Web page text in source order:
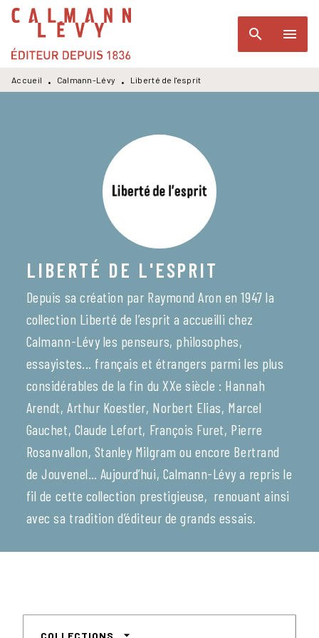
MENU RECHERCHE
PIED DE PAGE
search menu
Accueil • Calmann-Lévy • Liberté de l'esprit
LIBERTÉ DE L'ESPRIT
Depuis sa création par Raymond Aron en 1947 la
collection Liberté de l’esprit a accueilli chez
Calmann-Lévy les penseurs, philosophes,
essayistes... français et étrangers parmi les plus
considérables de la fin du XXe siècle : Hannah
Arendt, Arthur Koestler, Norbert Elias, Marcel
Gauchet, Claude Lefort, François Furet, Pierre
Rosanvallon, Stanley Milgram ou encore Bertrand
de Jouvenel… Aujourd’hui, Calmann-Lévy a repris le
fil de cette collection prestigieuse, renouant ainsi
avec sa tradition d’éditeur de grands essais.
COLLECTIONS arrow_drop_down